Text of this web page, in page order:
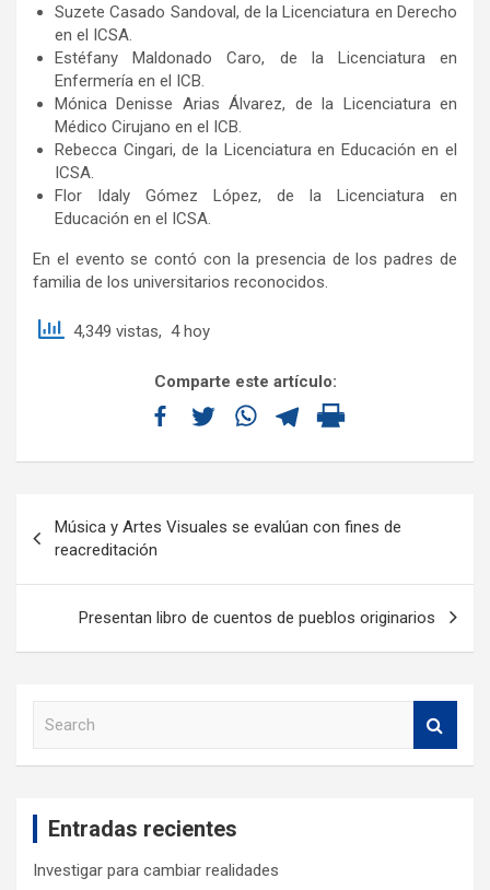
Suzete Casado Sandoval, de la Licenciatura en Derecho
en el ICSA.
Estéfany Maldonado Caro, de la Licenciatura en
Enfermería en el ICB.
Mónica Denisse Arias Álvarez, de la Licenciatura en
Médico Cirujano en el ICB.
Rebecca Cingari, de la Licenciatura en Educación en el
ICSA.
Flor Idaly Gómez López, de la Licenciatura en
Educación en el ICSA.
En el evento se contó con la presencia de los padres de
familia de los universitarios reconocidos.
4,349 vistas, 4 hoy
Comparte este artículo:
Música y Artes Visuales se evalúan con fines de
reacreditación
Presentan libro de cuentos de pueblos originarios
Entradas recientes
Investigar para cambiar realidades